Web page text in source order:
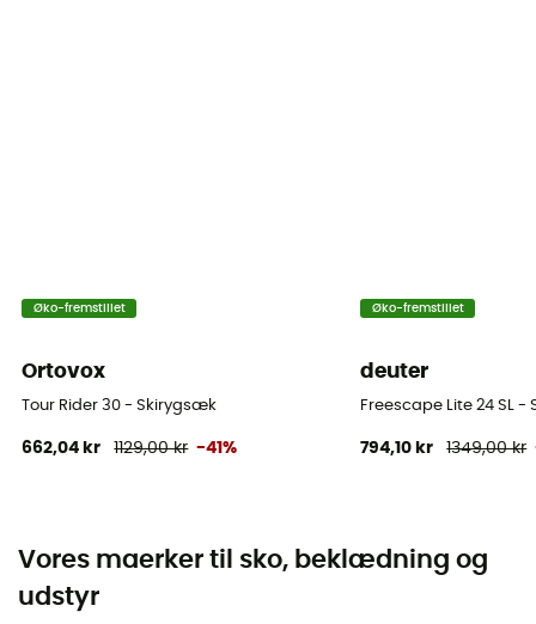
Øko-fremstillet
Ortovox
Tour Rider 30 - Skirygsæk
662,04 kr 1129,00 kr -41%
Øko-fremstillet
deuter
Freescape Lite 24 SL
794,10 kr 1349,00 kr
Vores maerker til sko, beklædning og
udstyr